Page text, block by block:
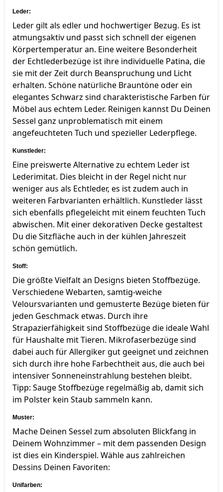
Leder:
Leder gilt als edler und hochwertiger Bezug. Es ist
atmungsaktiv und passt sich schnell der eigenen
Körpertemperatur an. Eine weitere Besonderheit
der Echtlederbezüge ist ihre individuelle Patina, die
sie mit der Zeit durch Beanspruchung und Licht
erhalten. Schöne natürliche Brauntöne oder ein
elegantes Schwarz sind charakteristische Farben für
Möbel aus echtem Leder. Reinigen kannst Du Deinen
Sessel ganz unproblematisch mit einem
angefeuchteten Tuch und spezieller Lederpflege.
Kunstleder:
Eine preiswerte Alternative zu echtem Leder ist
Lederimitat. Dies bleicht in der Regel nicht nur
weniger aus als Echtleder, es ist zudem auch in
weiteren Farbvarianten erhältlich. Kunstleder lässt
sich ebenfalls pflegeleicht mit einem feuchten Tuch
abwischen. Mit einer dekorativen Decke gestaltest
Du die Sitzfläche auch in der kühlen Jahreszeit
schön gemütlich.
Stoff:
Die größte Vielfalt an Designs bieten Stoffbezüge.
Verschiedene Webarten, samtig-weiche
Veloursvarianten und gemusterte Bezüge bieten für
jeden Geschmack etwas. Durch ihre
Strapazierfähigkeit sind Stoffbezüge die ideale Wahl
für Haushalte mit Tieren. Mikrofaserbezüge sind
dabei auch für Allergiker gut geeignet und zeichnen
sich durch ihre hohe Farbechtheit aus, die auch bei
intensiver Sonneneinstrahlung bestehen bleibt.
Tipp: Sauge Stoffbezüge regelmäßig ab, damit sich
im Polster kein Staub sammeln kann.
Muster:
Mache Deinen Sessel zum absoluten Blickfang in
Deinem Wohnzimmer – mit dem passenden Design
ist dies ein Kinderspiel. Wähle aus zahlreichen
Dessins Deinen Favoriten:
Unifarben: